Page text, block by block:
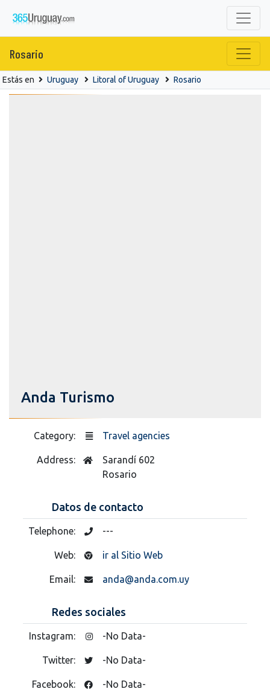
Rosario
Estás en Uruguay Litoral of Uruguay Rosario
Anda Turismo
Category: Travel agencies
Address:
Sarandí 602
Rosario
Datos de contacto
Telephone: ---
Web: ir al Sitio Web
Email: anda@anda.com.uy
Redes sociales
Instagram: -No Data-
Twitter: -No Data-
Facebook: -No Data-